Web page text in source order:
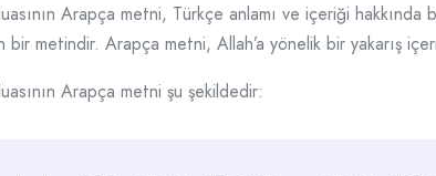
Arapça metni, Türkçe anlamı ve içeriği
bir metindir. Arapça metni, Allah’a yönelik bir yakarış
Arapça metni şu şekildedir: